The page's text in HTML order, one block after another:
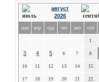
август
2026
пон втр срд чет пят суб
1
3 4 5 6 7 8
10 11 12 13 14 15
17 18 19 20 21 22